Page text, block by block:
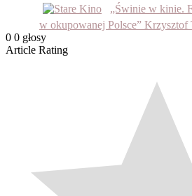
„Świnie w kinie.
w okupowanej Polsce” Krzysztof
0 0 głosy
Article Rating